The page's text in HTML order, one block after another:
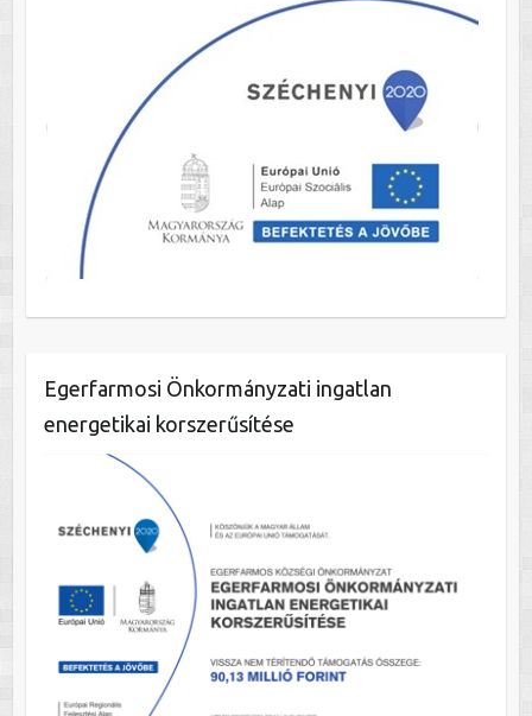
Egerfarmosi Önkormányzati ingatlan
energetikai korszerűsítése